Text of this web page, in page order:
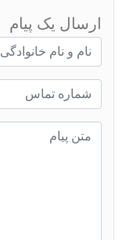
ارسال یک پیام